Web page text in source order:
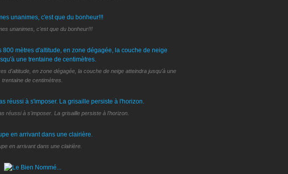
unanimes, c'est que du bonheur!!!
d'altitude, en zone dégagée, la couche de neige atteindra jusqu'à une
trentaine de centimètres.
réussi à s'imposer. La grisaille persiste à l'horizon.
en arrivant dans une clairière.